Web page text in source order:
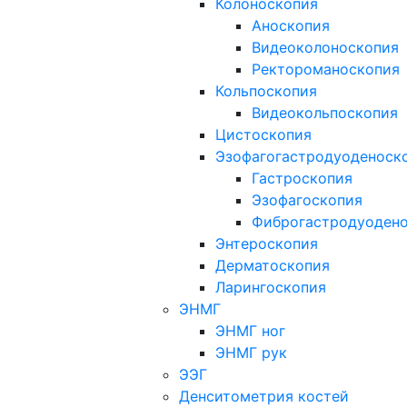
Колоноскопия
Аноскопия
Видеоколоноскопия
Ректороманоскопия
Кольпоскопия
Видеокольпоскопия
Цистоскопия
Гастроскопия
Эзофагоскопия
Энтероскопия
Дерматоскопия
Ларингоскопия
ЭНМГ
ЭНМГ ног
ЭНМГ рук
ЭЭГ
Денситометрия костей